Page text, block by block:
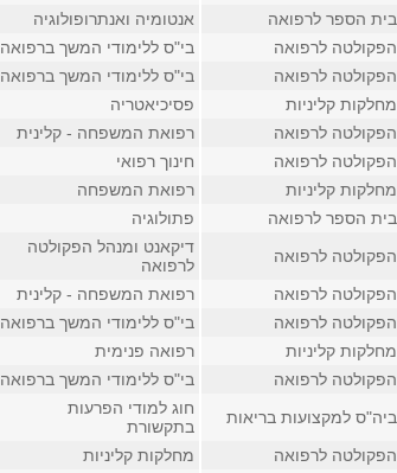
בית הספר לרפואה אנטומיה ואנתרופולוגיה
הפקולטה לרפואה
בי"ס ללימודי המשך ברפואה
הפקולטה לרפואה
בי"ס ללימודי המשך ברפואה
מחלקות קליניות
פסיכיאטריה
הפקולטה לרפואה
רפואת המשפחה - קלינית
הפקולטה לרפואה
חינוך רפואי
מחלקות קליניות
רפואת המשפחה
בית הספר לרפואה פתולוגיה
הפקולטה לרפואה
דיקאנט ומנהל הפקולטה
לרפואה
הפקולטה לרפואה
רפואת המשפחה - קלינית
הפקולטה לרפואה
בי"ס ללימודי המשך ברפואה
מחלקות קליניות רפואה פנימית
הפקולטה לרפואה
בי"ס ללימודי המשך ברפואה
ביה"ס למקצועות בריאות
חוג למודי הפרעות
בתקשורת
הפקולטה לרפואה מחלקות קליניות